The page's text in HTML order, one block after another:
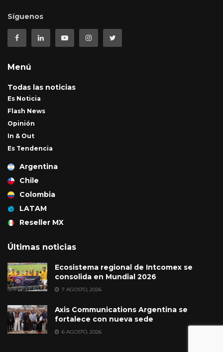
Síguenos
Menú
Todas las noticias
Es Noticia
Flash News
Opinión
In & Out
Es Tendencia
Argentina
Chile
Colombia
LATAM
Reseller MX
Últimas noticias
Ecosistema regional de Intcomex se
consolida en Mundial 2026
7 AGOSTO, 2026
Axis Communications Argentina se
fortalece con nueva sede
6 AGOSTO, 2026